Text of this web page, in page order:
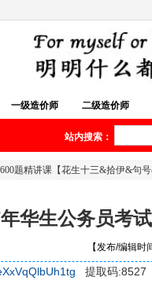
一级造价师 二级造价师
站内搜索：
题精讲课【花生十三&拾伊&句号
华生公务员考
【发布/编辑
提取码:8527